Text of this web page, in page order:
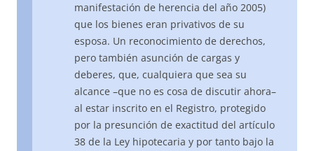
manifestación de herencia del año 2005)
que los bienes eran privativos de su
esposa. Un reconocimiento de derechos,
pero también asunción de cargas y
deberes, que, cualquiera que sea su
alcance –que no es cosa de discutir ahora–
al estar inscrito en el Registro, protegido
por la presunción de exactitud del artículo
38 de la Ley hipotecaria y por tanto bajo la